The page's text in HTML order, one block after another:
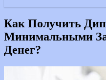
Как Получить
Минимальными
Денег?